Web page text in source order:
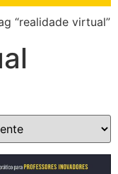
“realidade virtual”